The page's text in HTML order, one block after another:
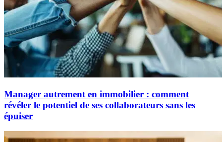
Manager autrement en immobilier : comment
révéler le potentiel de ses collaborateurs sans les
épuiser